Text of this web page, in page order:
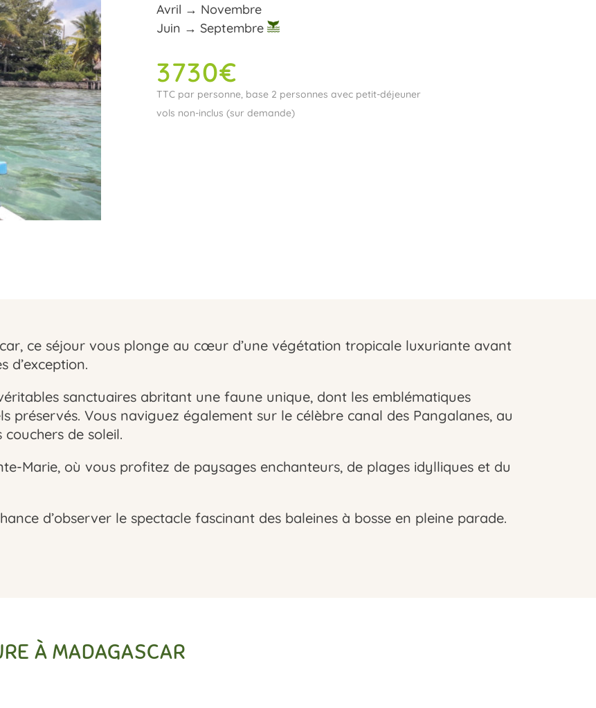
Avril → Novembre
Juin → Septembre
3730€
TTC par personne, base 2 personnes avec petit-déjeuner
vols non-inclus (sur demande)
ce séjour vous plonge au cœur d’une végétation tropicale luxuriante avant
d’exception.
sanctuaires abritant une faune unique, dont les emblématiques
préservés. Vous naviguez également sur le célèbre canal des Pangalanes, au
de soleil.
Marie, où vous profitez de paysages enchanteurs, de plages idylliques et du
d’observer le spectacle fascinant des baleines à bosse en pleine parade.
À MADAGASCAR